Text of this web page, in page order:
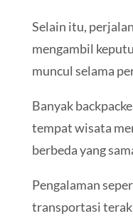
Selain itu,
mengambil
muncul selama
Banyak
tempat wisata
berbeda yang
Pengalaman
transportasi